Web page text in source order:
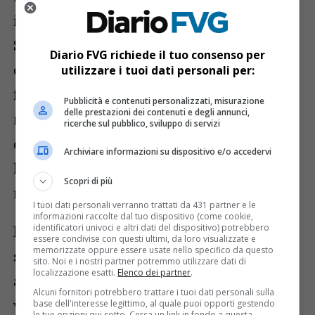
integra le attività dello sportello
Sìconte
concentra sulla conciliazione
famiglia/lavoroe facilita l’occupazione
nel settore domestico. Questa sinergia tra i
due servizi contribuirà a potenziare
l’offerta
risposta ai bisogni lavorativi e produttivi.
L’apertura di questo sportello rappresenta
solo il primo passoverso un possibile
ampliamento futuro delle attività, che
verranno sviluppate in accordo con il
Diario FVG richiede il tuo consenso per
utilizzare i tuoi dati personali per:
Pubblicità e contenuti personalizzati, misurazione
delle prestazioni dei contenuti e degli annunci,
ricerche sul pubblico, sviluppo di servizi
Archiviare informazioni su dispositivo e/o accedervi
Scopri di più
I tuoi dati personali verranno trattati da 431 partner e le
informazioni raccolte dal tuo dispositivo (come cookie,
identificatori univoci e altri dati del dispositivo) potrebbero
essere condivise con questi ultimi, da loro visualizzate e
memorizzate oppure essere usate nello specifico da questo
sito. Noi e i nostri partner potremmo utilizzare dati di
localizzazione esatti. Elenco dei partner.
Alcuni fornitori potrebbero trattare i tuoi dati personali sulla
base dell'interesse legittimo, al quale puoi opporti gestendo